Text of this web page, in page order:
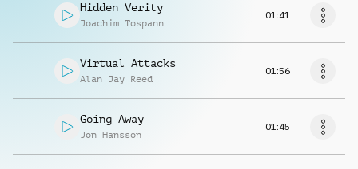
Hidden Verity
Joachim Tospann
01:41
Virtual Attacks
Alan Jay Reed
01:56
Going Away
Jon Hansson
01:45